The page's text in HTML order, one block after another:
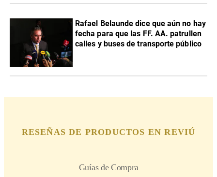
Rafael Belaunde dice que aún no hay
fecha para que las FF. AA. patrullen
calles y buses de transporte público